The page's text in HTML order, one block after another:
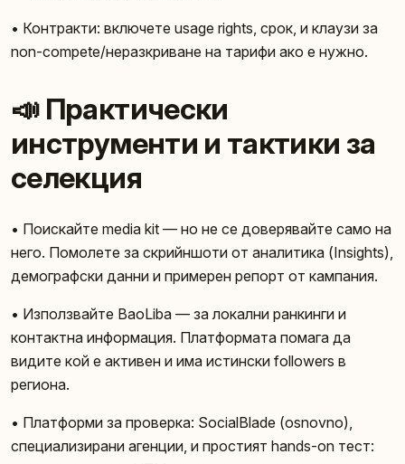
• Контракти: включете usage rights, срок, и клаузи за
non-compete/неразкриване на тарифи ако е нужно.
📣 Практически
инструменти и тактики за
селекция
• Поискайте media kit — но не се доверявайте само на
него. Помолете за скрийншоти от аналитика (Insights),
демографски данни и примерен репорт от кампания.
• Използвайте BaoLiba — за локални ранкинги и
контактна информация. Платформата помага да
видите кой е активен и има истински followers в
региона.
• Платформи за проверка: SocialBlade (osnovno),
специализирани агенции, и простият hands-on тест: